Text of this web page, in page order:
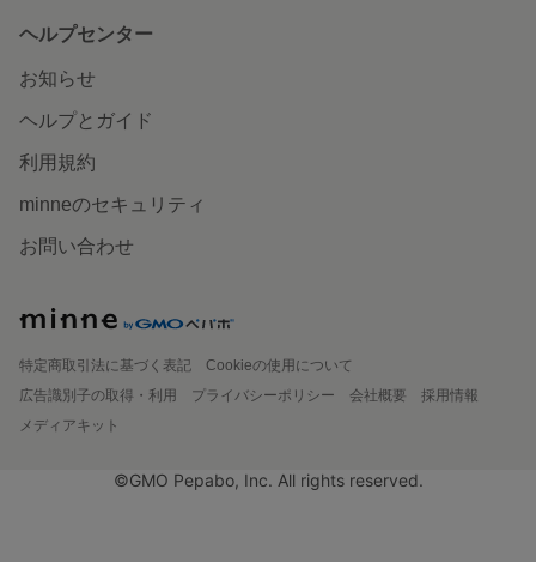
ヘルプセンター
お知らせ
ヘルプとガイド
利用規約
minneのセキュリティ
お問い合わせ
特定商取引法に基づく表記
Cookieの使用について
広告識別子の取得・利用
プライバシーポリシー 会社概要
採用情報
メディアキット
©GMO Pepabo, Inc. All rights reserved.